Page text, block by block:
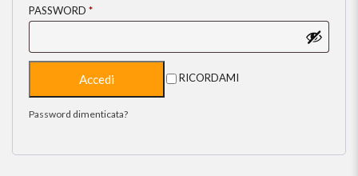
PASSWORD *
RICORDAMI
Password dimenticata?